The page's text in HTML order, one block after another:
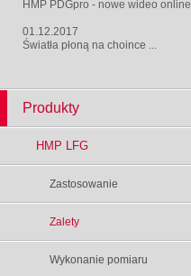
HMP PDGpro - nowe wideo online
01.12.2017
Światła płoną na choince ...
Produkty
HMP LFG
Zastosowanie
Zalety
Wykonanie pomiaru